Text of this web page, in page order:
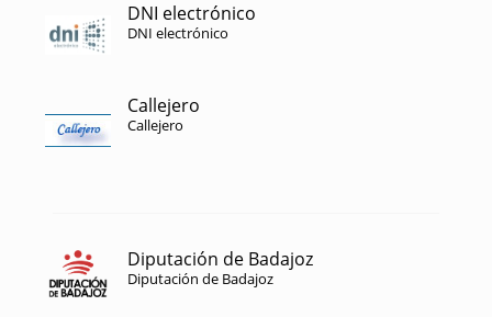
DNI electrónico
DNI electrónico
Callejero
Callejero
Diputación de Badajoz
Diputación de Badajoz